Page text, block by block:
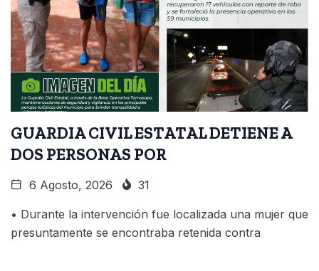
GUARDIA CIVIL ESTATAL DETIENE A
DOS PERSONAS POR
6 Agosto, 2026 31
• Durante la intervención fue localizada una mujer que
presuntamente se encontraba retenida contra